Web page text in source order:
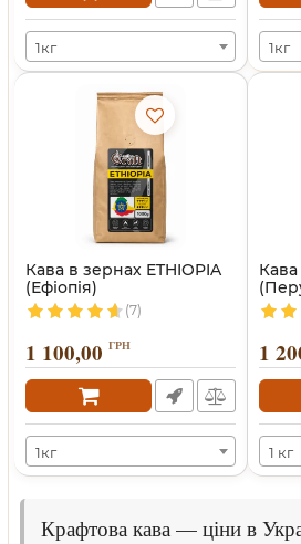
1кг 1кг
Кава в зернах ETHIOPIA
(Ефіопія)
(7)
1 100,00 ГРН
1кг
1
1 кг
Крафтова кава — ціни в